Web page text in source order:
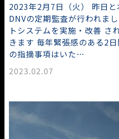
2023年2月7日（火） 昨日
DNVの定期監査が行われま
トシステムを実施・改善 さ
きます 毎年緊張感のある2
の指摘事項はいた…
2023.02.07